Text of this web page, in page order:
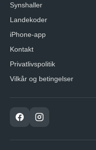
Synshaller
Landekoder
iPhone-app
Kontakt
Privatlivspolitik
Vilkår og betingelser